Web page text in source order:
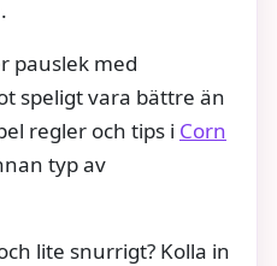
pauslek med
speligt vara bättre än
regler och tips i Corn
typ av
lite snurrigt? Kolla in